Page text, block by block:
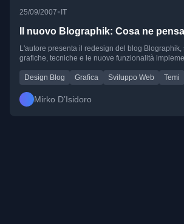
25/09/2007• IT
Il nuovo Blographik: Cosa ne
L'autore presenta il redesign del blog
grafiche, tecniche e le nuove funzionalità
Design Blog Grafica Sviluppo Web Temi
Mirko D’Isidoro